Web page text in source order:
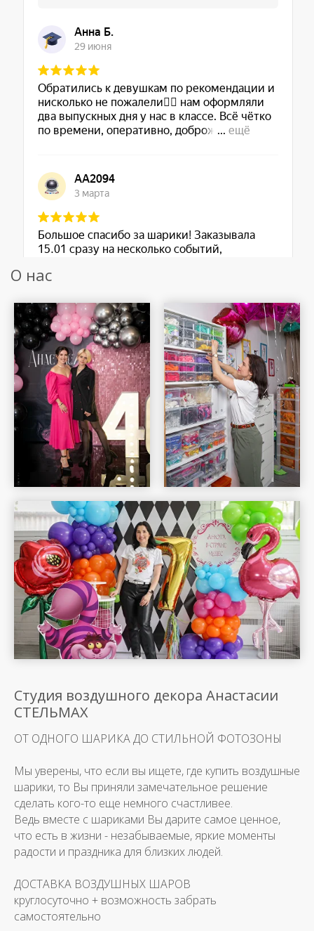
Шар Удачи на карте Москвы — Яндекс Карты
О нас
Студия воздушного декора Анастасии
СТЕЛЬМАХ
ОТ ОДНОГО ШАРИКА ДО СТИЛЬНОЙ ФОТОЗОНЫ
Мы уверены, что если вы ищете, где купить воздушные
шарики, то Вы приняли замечательное решение
сделать кого-то еще немного счастливее.
Ведь вместе с шариками Вы дарите самое ценное,
что есть в жизни - незабываемые, яркие моменты
радости и праздника для близких людей.
ДОСТАВКА ВОЗДУШНЫХ ШАРОВ
круглосуточно + возможность забрать
самостоятельно